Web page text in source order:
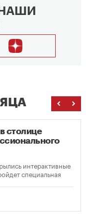
столице
интерактивные
специальная